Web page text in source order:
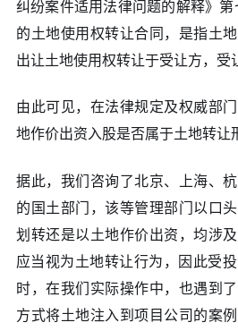
纠纷案件适用法律问题的解释》
的土地使用权转让合同，是指土
出让土地使用权转让于受让方，受
由此可见，在法律规定及权威部
地作价出资入股是否属于土地转让
据此，我们咨询了北京、上海、
的国土部门，该等管理部门以口
划转还是以土地作价出资，均涉
应当视为土地转让行为，因此受
时，在我们实际操作中，也遇到
方式将土地注入到项目公司的案